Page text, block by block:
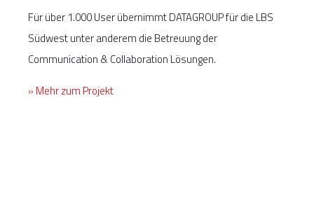
Für über 1.000 User übernimmt DATAGROUP für die LBS
Südwest unter anderem die Betreuung der
Communication & Collaboration Lösungen.
» Mehr zum Projekt